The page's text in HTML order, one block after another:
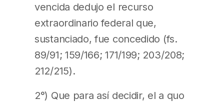
vencida dedujo el recurso
extraordinario federal que,
sustanciado, fue concedido (fs.
89/91; 159/166; 171/199; 203/208;
212/215).
2°) Que para así decidir, el a quo